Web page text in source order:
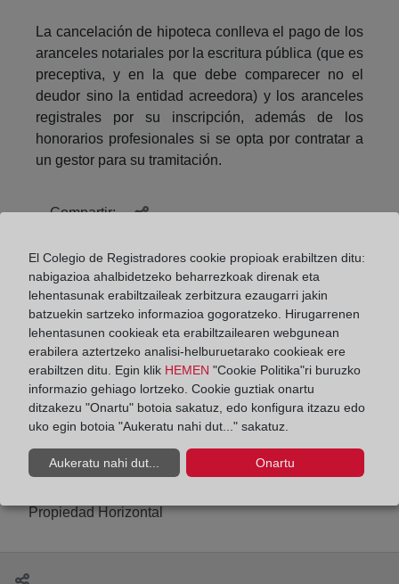
La cancelación de hipoteca conlleva el pago de los
aranceles notariales por la escritura pública (que es
preceptiva, y en la que debe comparecer no el
deudor sino la entidad acreedora) y los aranceles
registrales por su inscripción, además de los
honorarios profesionales si se opta por contratar a
un gestor para su tramitación.
Compartir:
¿Qué documentos debo aportar al Registro para
la inscripción de una herencia?
Comunidades de propietarios y Registro: libros de
Propiedad Horizontal
El Colegio de Registradores cookie propioak erabiltzen ditu:
nabigazioa ahalbidetzeko beharrezkoak direnak eta
lehentasunak erabiltzaileak zerbitzura ezaugarri jakin
batzuekin sartzeko informazioa gogoratzeko. Hirugarrenen
lehentasunen cookieak eta erabiltzailearen webgunean
erabilera aztertzeko analisi-helburuetarako cookieak ere
erabiltzen ditu. Egin klik HEMEN "Cookie Politika"ri buruzko
informazio gehiago lortzeko. Cookie guztiak onartu
ditzakezu "Onartu" botoia sakatuz, edo konfigura itzazu edo
uko egin botoia "Aukeratu nahi dut..." sakatuz.
Aukeratu nahi dut... Onartu